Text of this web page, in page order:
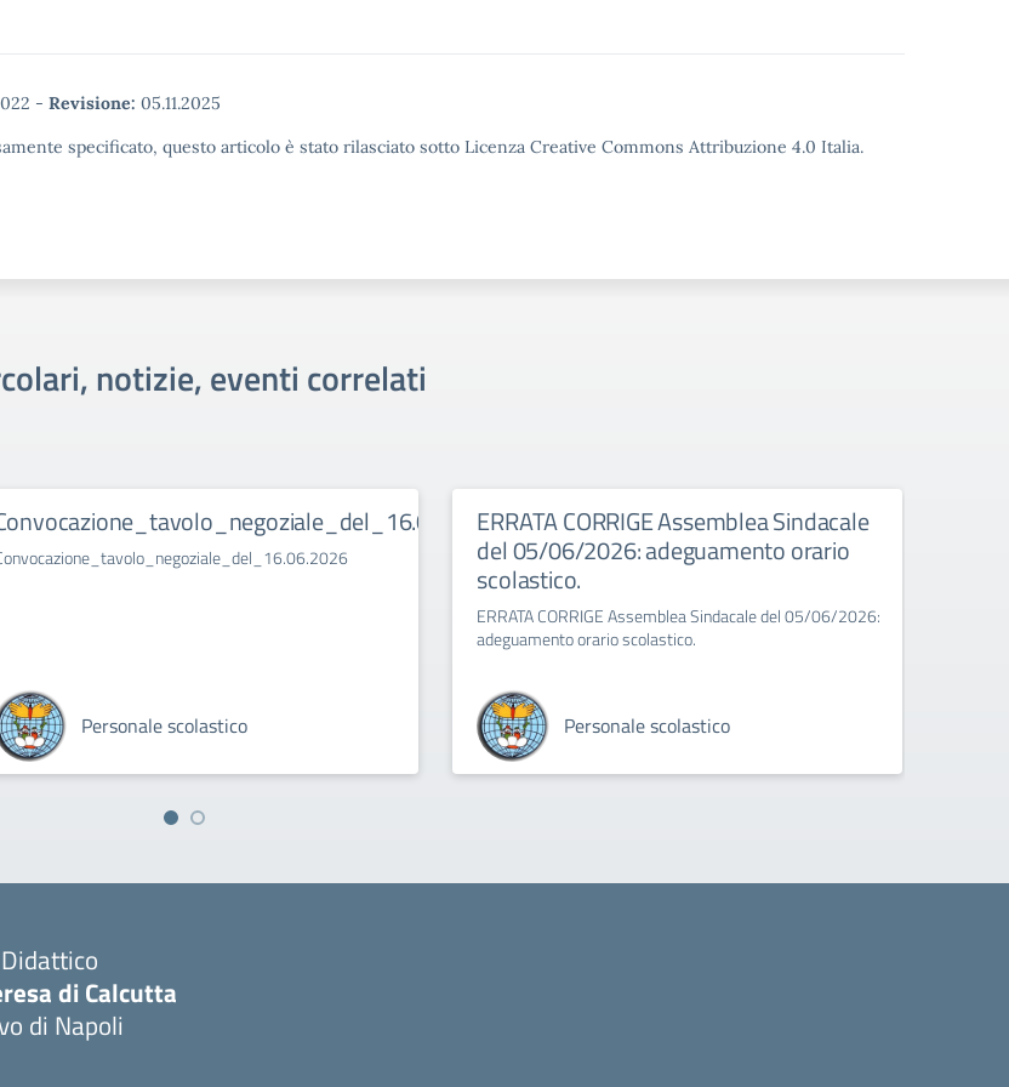
- Revisione: 05.11.2025
specificato, questo articolo è stato rilasciato sotto Licenza Creative Commons Attribuzione 4.0 Italia.
notizie, eventi correlati
Personale scolastico
ERRATA CORRIGE Assemblea Sindacale
del 05/06/2026: adeguamento orario
scolastico.
ERRATA CORRIGE Assemblea Sindacale del 05/06/2026:
adeguamento orario scolastico.
Personale scolastico
di Calcutta
di Napoli